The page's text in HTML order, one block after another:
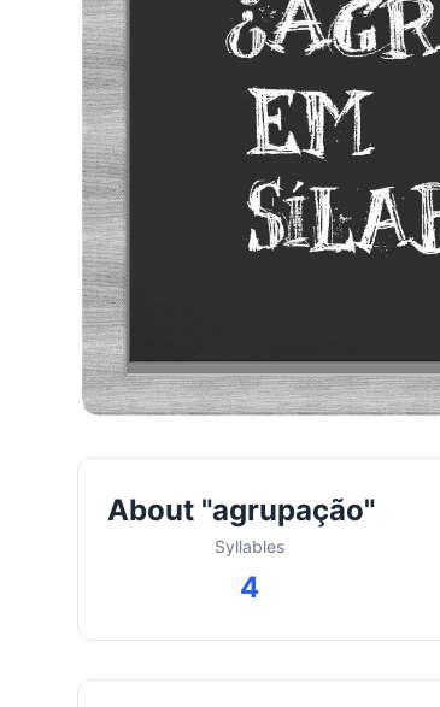
About "agrupação"
Syllables
4